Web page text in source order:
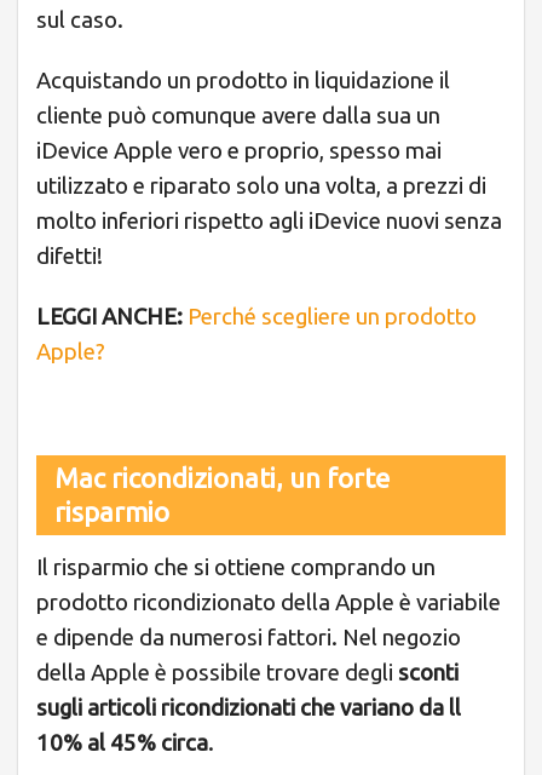
sul caso.
Acquistando un prodotto in liquidazione il
cliente può comunque avere dalla sua un
iDevice Apple vero e proprio, spesso mai
utilizzato e riparato solo una volta, a prezzi di
molto inferiori rispetto agli iDevice nuovi senza
difetti!
LEGGI ANCHE: Perché scegliere un prodotto
Apple?
Mac ricondizionati, un forte
risparmio
Il risparmio che si ottiene comprando un
prodotto ricondizionato della Apple è variabile
e dipende da numerosi fattori. Nel negozio
della Apple è possibile trovare degli sconti
sugli articoli ricondizionati che variano da ll
10% al 45% circa.